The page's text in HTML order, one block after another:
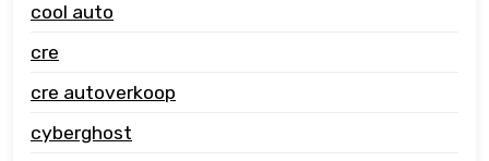
cool auto
cre
cre autoverkoop
cyberghost